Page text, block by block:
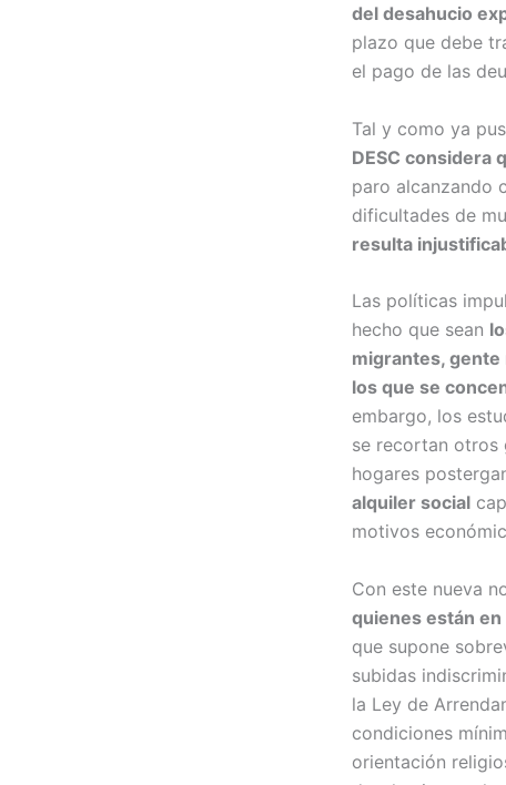
del desahucio
plazo que debe
el pago de las
Tal y como ya
DESC considera
paro alcanzando
dificultades de
resulta
Las políticas
hecho que sean
migrantes, gente
los que se
embargo, los
se recortan otros
hogares
alquiler social
motivos
Con este nueva
quienes están
que supone
subidas
la Ley de
condiciones
orientación